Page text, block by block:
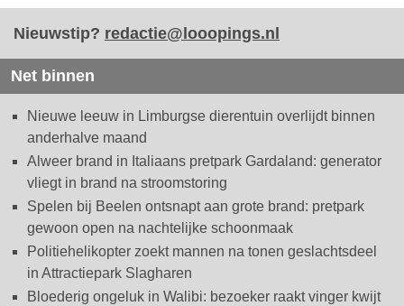
Nieuwstip? redactie@looopings.nl
Net binnen
Nieuwe leeuw in Limburgse dierentuin overlijdt binnen
anderhalve maand
Alweer brand in Italiaans pretpark Gardaland: generator
vliegt in brand na stroomstoring
Spelen bij Beelen ontsnapt aan grote brand: pretpark
gewoon open na nachtelijke schoonmaak
Politiehelikopter zoekt mannen na tonen geslachtsdeel
in Attractiepark Slagharen
Bloederig ongeluk in Walibi: bezoeker raakt vinger kwijt